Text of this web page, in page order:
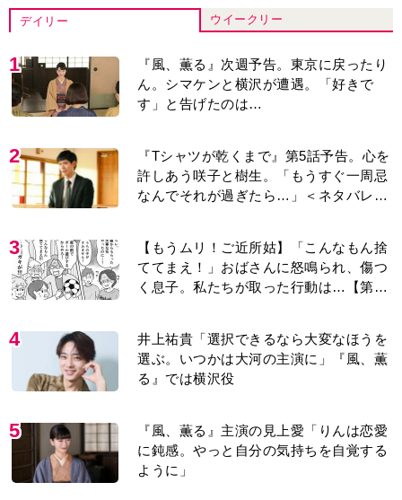
デイリー ウイークリー
1
『風、薫る』次週予告。東京に戻ったり
ん。シマケンと横沢が遭遇。「好きで
す」と告げたのは…
2
『Tシャツが乾くまで』第5話予告。心を
許しあう咲子と樹生。「もうすぐ一周忌
なんでそれが過ぎたら…」＜ネタバレあ
3
【もうムリ！ご近所姑】「こんなもん捨
ててまえ！」おばさんに怒鳴られ、傷つ
く息子。私たちが取った行動は…【第3
4
井上祐貴「選択できるなら大変なほうを
選ぶ。いつかは大河の主演に」『風、薫
る』では横沢役
5
『風、薫る』主演の見上愛「りんは恋愛
に鈍感。やっと自分の気持ちを自覚する
ように」